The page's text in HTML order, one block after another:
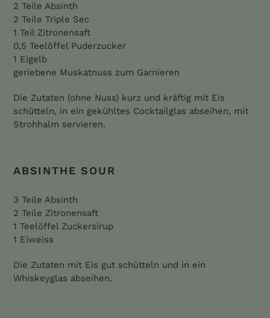
2 Teile Absinth
2 Teile Triple Sec
1 Teil Zitronensaft
0,5 Teelöffel Puderzucker
1 Eigelb
geriebene Muskatnuss zum Garnieren
Die Zutaten (ohne Nuss) kurz und kräftig mit Eis
schütteln, in ein gekühltes Cocktailglas abseihen, mit
Strohhalm servieren.
ABSINTHE SOUR
3 Teile Absinth
2 Teile Zitronensaft
1 Teelöffel Zuckersirup
1 Eiweiss
Die Zutaten mit Eis gut schütteln und in ein
Whiskeyglas abseihen.